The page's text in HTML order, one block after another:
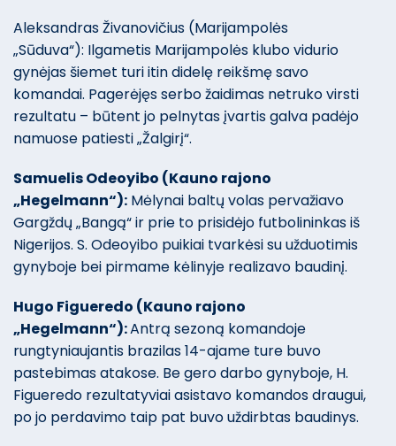
Aleksandras Živanovičius (Marijampolės
„Sūduva“): Ilgametis Marijampolės klubo vidurio
gynėjas šiemet turi itin didelę reikšmę savo
komandai. Pagerėjęs serbo žaidimas netruko virsti
rezultatu – būtent jo pelnytas įvartis galva padėjo
namuose patiesti „Žalgirį“.
Samuelis Odeoyibo (Kauno rajono
„Hegelmann“): Mėlynai baltų volas pervažiavo
Gargždų „Bangą“ ir prie to prisidėjo futbolininkas iš
Nigerijos. S. Odeoyibo puikiai tvarkėsi su užduotimis
gynyboje bei pirmame kėlinyje realizavo baudinį.
Hugo Figueredo (Kauno rajono
„Hegelmann“):Antrą sezoną komandoje
rungtyniaujantis brazilas 14-ajame ture buvo
pastebimas atakose. Be gero darbo gynyboje, H.
Figueredo rezultatyviai asistavo komandos draugui,
po jo perdavimo taip pat buvo uždirbtas baudinys.